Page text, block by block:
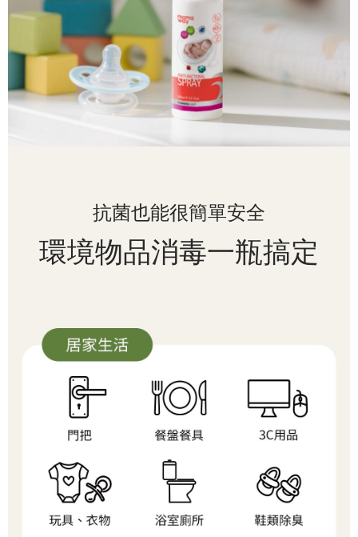
抗菌也能很簡單安全
環境物品消毒一瓶搞定